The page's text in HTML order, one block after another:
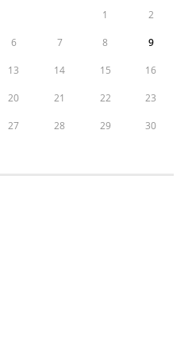
1 2
6 7 8 9
13 14 15 16
20 21 22 23
27 28 29 30